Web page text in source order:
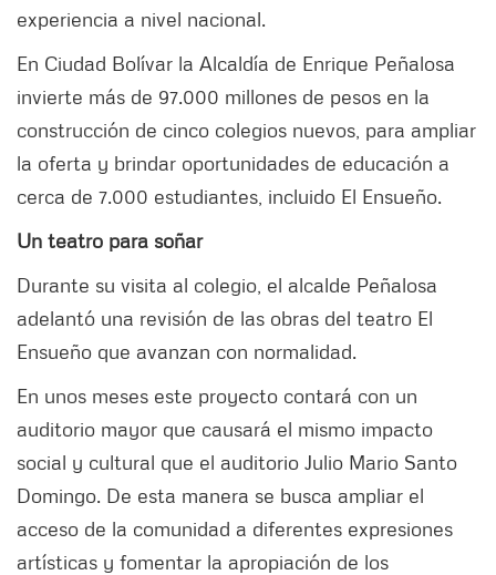
experiencia a nivel nacional.
En Ciudad Bolívar la Alcaldía de Enrique Peñalosa
invierte más de 97.000 millones de pesos en la
construcción de cinco colegios nuevos, para ampliar
la oferta y brindar oportunidades de educación a
cerca de 7.000 estudiantes, incluido El Ensueño.
Un teatro para soñar
Durante su visita al colegio, el alcalde Peñalosa
adelantó una revisión de las obras del teatro El
Ensueño que avanzan con normalidad.
En unos meses este proyecto contará con un
auditorio mayor que causará el mismo impacto
social y cultural que el auditorio Julio Mario Santo
Domingo. De esta manera se busca ampliar el
acceso de la comunidad a diferentes expresiones
artísticas y fomentar la apropiación de los